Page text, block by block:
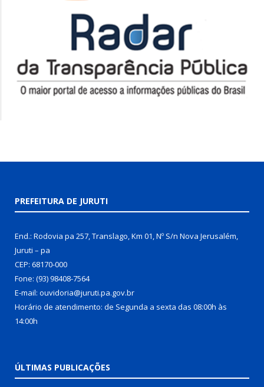
PREFEITURA DE JURUTI
End.: Rodovia pa 257, Translago, Km 01, Nº S/n Nova Jerusalém,
Juruti – pa
CEP: 68170-000
Fone: (93) 98408-7564
E-mail: ouvidoria@juruti.pa.gov.br
Horário de atendimento: de Segunda a sexta das 08:00h às
14:00h
ÚLTIMAS PUBLICAÇÕES